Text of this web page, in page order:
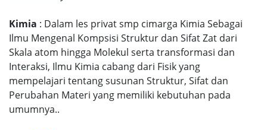
Kimia : Dalam les privat smp cimarga Kimia Sebagai
Ilmu Mengenal Kompsisi Struktur dan Sifat Zat dari
Skala atom hingga Molekul serta transformasi dan
Interaksi, Ilmu Kimia cabang dari Fisik yang
mempelajari tentang susunan Struktur, Sifat dan
Perubahan Materi yang memiliki kebutuhan pada
umumnya..